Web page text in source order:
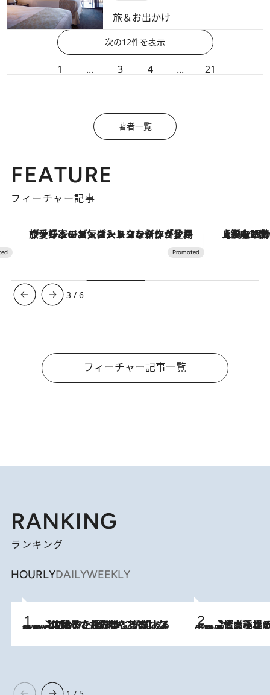
旅＆お出かけ
次の12件を表示
1 ... 3 4 ... 21
著者一覧
FEATURE
フィーチャー記事
ヴァシュロン・コンスタンタン「オーヴァーシーズ・オートマティック」。旅愛好家のお気に入りコレクションから、ジェンダーレスな新作が登場 【銀座で出合う最旬美容】美髪ケアや上
3 /6
フィーチャー記事一覧
RANKING
ランキング
HOURLYDAILYWEEKLY
2026.8.5
【阿川佐和子さんの年とる力】なぜ70代で始めた趣味は“こんなに楽しい”のか？ ピアノ、俳句…スランプに陥っても続けられる“ある秘訣”とは 2026.8.5
下町風情あふれる台北屈指の人気エリア・大稲埕でセンスのいい台湾土産《ヴ